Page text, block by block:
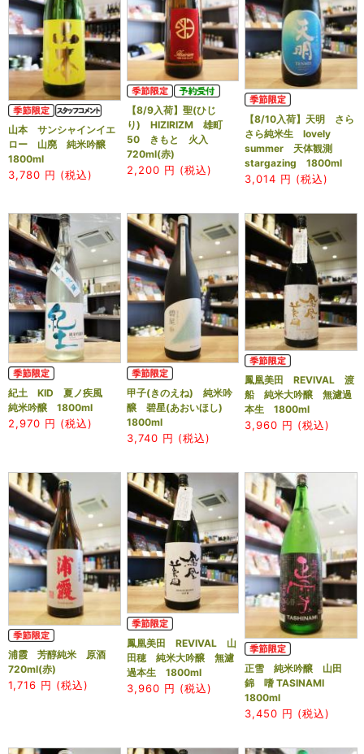
山本 サンシャインイエ
ロー 山廃 純米吟醸
1800ml
3,780 円 (税込)
【8/9入荷】聖(ひじ
り) HIZIRIZM 雄町
50 きもと 火入
720ml(赤)
2,200 円 (税込)
【8/10入荷】天明 さら
さら純米生 lovely
summer 天体観測
stargazing 1800ml
3,014 円 (税込)
紀土 KID 夏ノ疾風
純米吟醸 1800ml
2,970 円 (税込)
甲子(きのえね) 純米吟
醸 碧星(あおいほし)
1800ml
3,740 円 (税込)
鳳凰美田 REVIVAL 渡
船 純米大吟醸 無濾過
本生 1800ml
3,960 円 (税込)
浦霞 芳醇純米 原酒
720ml(赤)
1,716 円 (税込)
鳳凰美田 REVIVAL 山
田穂 純米大吟醸 無濾
過本生 1800ml
3,960 円 (税込)
正雪 純米吟醸 山田
錦 嗜 TASINAMI
1800ml
3,450 円 (税込)